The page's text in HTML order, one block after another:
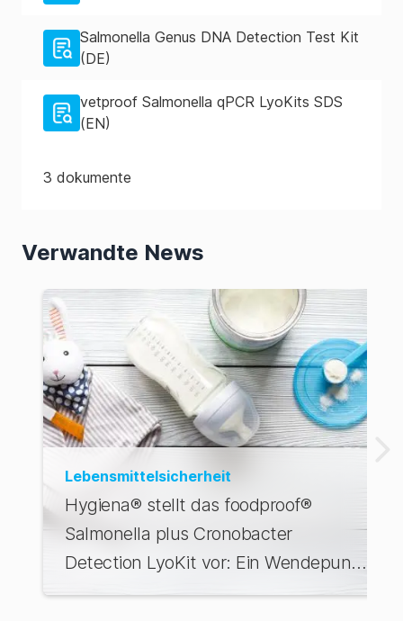
Salmonella Genus DNA Detection Test Kit
(DE)
vetproof Salmonella qPCR LyoKits SDS
(EN)
3 dokumente
Verwandte News
Lebensmittelsicherheit
Hygiena® stellt das foodproof®
Salmonella plus Cronobacter
Detection LyoKit vor: Ein Wendepunkt
für die Sicherheit von